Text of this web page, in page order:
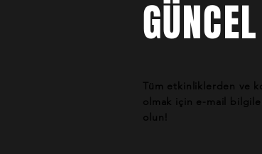
Tüm etkinliklerden ve
olmak için e-mail
olun!